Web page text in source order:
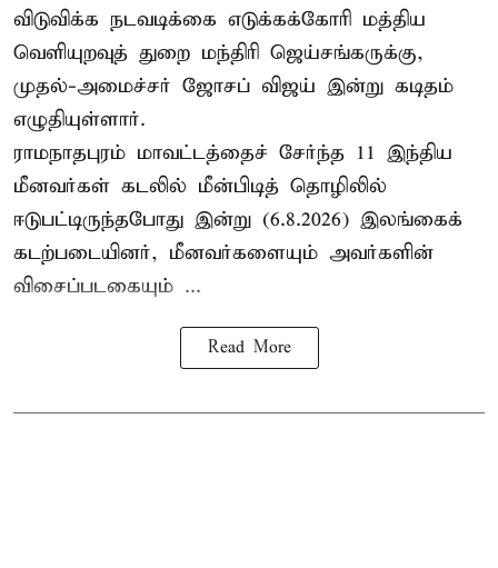
விடுவிக்க நடவடிக்கை எடுக்கக்கோரி மத்திய
வெளியுறவுத் துறை மந்திரி ஜெய்சங்கருக்கு,
முதல்-அமைச்சர் ஜோசப் விஜய் இன்று கடிதம்
எழுதியுள்ளார்.
ராமநாதபுரம் மாவட்டத்தைச் சேர்ந்த 11 இந்திய
மீனவர்கள் கடலில் மீன்பிடித் தொழிலில்
ஈடுபட்டிருந்தபோது இன்று (6.8.2026) இலங்கைக்
கடற்படையினர், மீனவர்களையும் அவர்களின்
விசைப்படகையும் ...
Read More